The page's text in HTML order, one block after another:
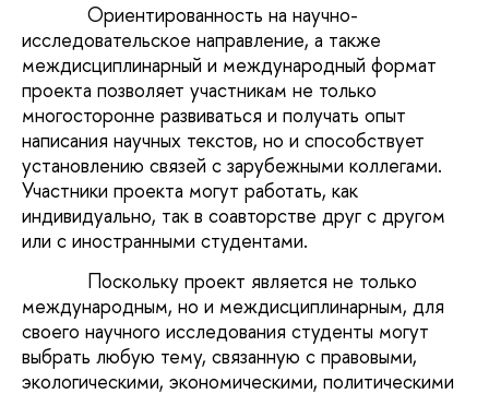
Ориентированность на научно-
исследовательское направление, а также
междисциплинарный и международный формат
проекта позволяет участникам не только
многосторонне развиваться и получать опыт
написания научных текстов, но и способствует
установлению связей с зарубежными коллегами.
Участники проекта могут работать, как
индивидуально, так в соавторстве друг с другом
или с иностранными студентами.
Поскольку проект является не только
международным, но и междисциплинарным, для
своего научного исследования студенты могут
выбрать любую тему, связанную с правовыми,
экологическими, экономическими, политическими